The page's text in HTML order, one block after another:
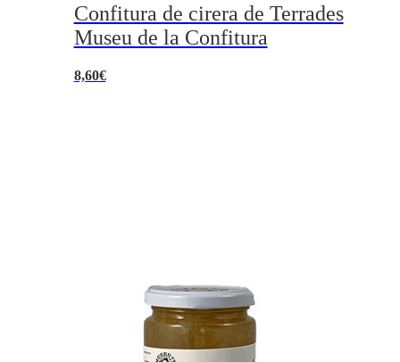
Confitura de cirera de Terrades
Museu de la Confitura
8,60€